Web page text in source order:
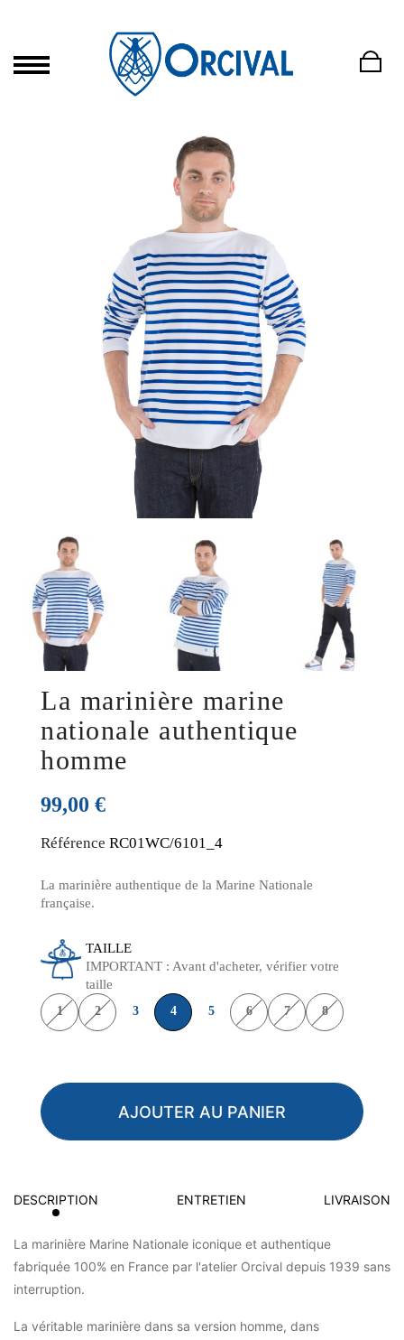
La marinière marine
nationale authentique
homme
99,00 €
Référence RC01WC/6101_4
La marinière authentique de la Marine Nationale
française.
TAILLE
IMPORTANT : Avant d'acheter, vérifier votre
taille
1 2 3 4 5 6 7 8
AJOUTER AU PANIER
DESCRIPTION ENTRETIEN LIVRAISON
La marinière Marine Nationale iconique et authentique
fabriquée 100% en France par l'atelier Orcival depuis 1939 sans
interruption.
La véritable marinière dans sa version homme, dans